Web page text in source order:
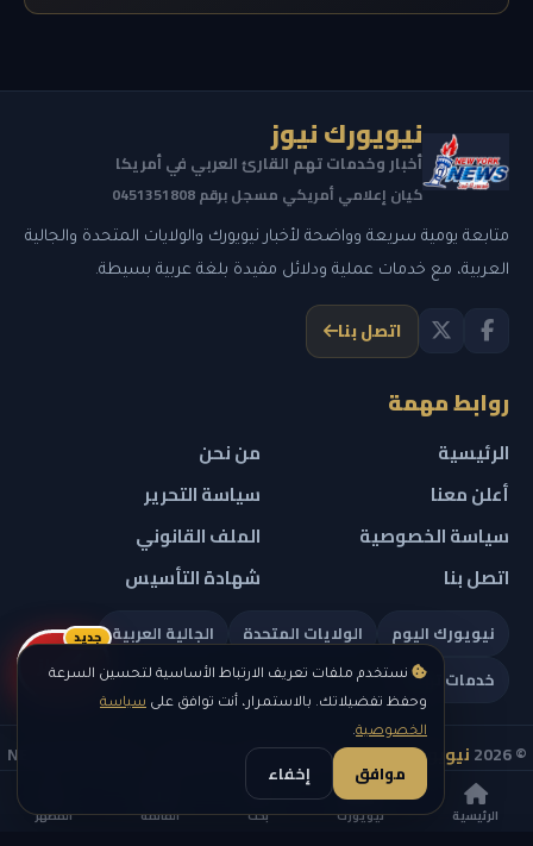
الرئيسية نيويورك بحث القائمة المظهر
نستخدم ملفات تعريف الارتباط الأساسية لتحسين السرعة
وحفظ تفضيلاتك. بالاستمرار، أنت توافق على سياسة
الخصوصية.
موافق إخفاء
نيويورك نيوز
أخبار وخدمات تهم القارئ العربي في أمريكا
كيان إعلامي أمريكي مسجل برقم 0451351808
متابعة يومية سريعة وواضحة لأخبار نيويورك والولايات المتحدة والجالية
العربية، مع خدمات عملية ودلائل مفيدة بلغة عربية بسيطة.
اتصل بنا
روابط مهمة
الرئيسية
من نحن
أعلن معنا
سياسة التحرير
سياسة الخصوصية
الملف القانوني
اتصل بنا
شهادة التأسيس
نيويورك اليوم الولايات المتحدة
الجالية العربية
خدمات تهمك
© 2026 نيويورك نيوز
— جميع الحقوق محفوظة — NEW YORK NEWS
IN ARABIC LLC — رقم التسجيل 0451351808
ريلز
جديد